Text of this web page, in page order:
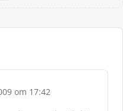
om 17:42